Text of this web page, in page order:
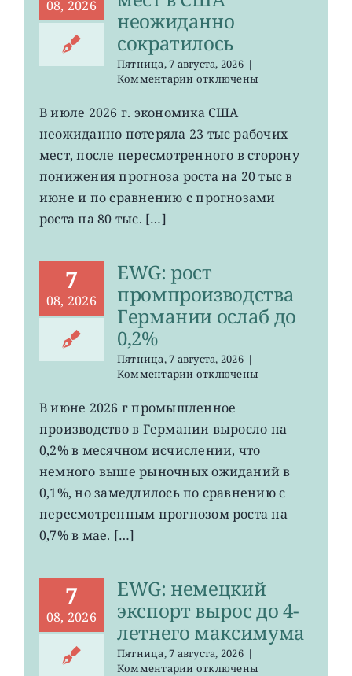
08, 2026
неожиданно
сократилось
Пятница, 7 августа, 2026 |
Комментариик
VOO:
рабочих
мест
США
неожиданно
отключены
В июле 2026 г. экономика США
неожиданно потеряла 23 тыс рабочих
мест, после пересмотренного в сторону
понижения прогноза роста на 20 тыс в
июне и по сравнению с прогнозами
роста на 80 тыс. […]
7
08, 2026
EWG: рост
промпроизводства
Германии ослаб до
0,2%
Пятница, 7 августа, 2026 |
Комментариик
EWG:
рост
промпроизводства
Германии
до
0,2%
отключены
В июне 2026 г промышленное
производство в Германии выросло на
0,2% в месячном исчислении, что
немного выше рыночных ожиданий в
0,1%, но замедлилось по сравнению с
пересмотренным прогнозом роста на
0,7% в мае. […]
7
08, 2026
EWG: немецкий
экспорт вырос до 4-
летнего максимума
Пятница, 7 августа, 2026 |
Комментариикотключены